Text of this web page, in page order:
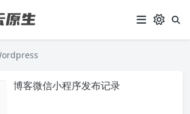
博客微信小程序发布记录